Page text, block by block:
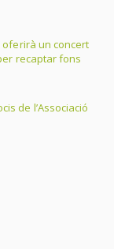
oferirà un concert
recaptar fons
de l’Associació